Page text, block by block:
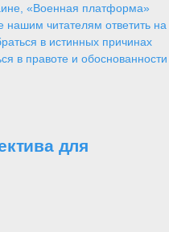
«Военная платформа»
читателям ответить на
в истинных причинах
в правоте и обоснованности
для